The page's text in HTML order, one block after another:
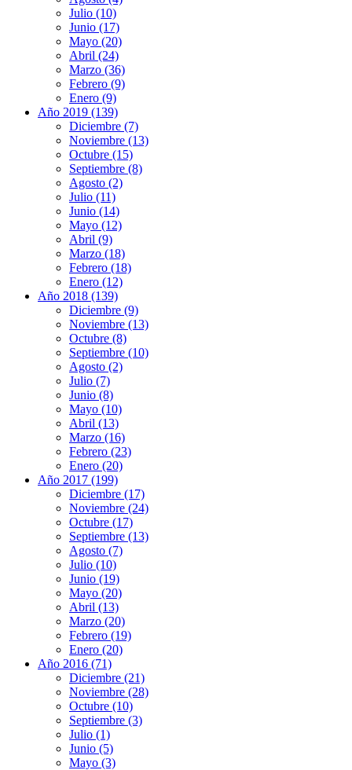
Julio (10)
Junio (17)
Mayo (20)
Abril (24)
Marzo (36)
Febrero (9)
Enero (9)
Año 2019 (139)
Diciembre (7)
Noviembre (13)
Octubre (15)
Septiembre (8)
Agosto (2)
Julio (11)
Junio (14)
Mayo (12)
Abril (9)
Marzo (18)
Febrero (18)
Enero (12)
Año 2018 (139)
Diciembre (9)
Noviembre (13)
Octubre (8)
Septiembre (10)
Agosto (2)
Julio (7)
Junio (8)
Mayo (10)
Abril (13)
Marzo (16)
Febrero (23)
Enero (20)
Año 2017 (199)
Diciembre (17)
Noviembre (24)
Octubre (17)
Septiembre (13)
Agosto (7)
Julio (10)
Junio (19)
Mayo (20)
Abril (13)
Marzo (20)
Febrero (19)
Enero (20)
Año 2016 (71)
Diciembre (21)
Noviembre (28)
Octubre (10)
Septiembre (3)
Julio (1)
Junio (5)
Mayo (3)